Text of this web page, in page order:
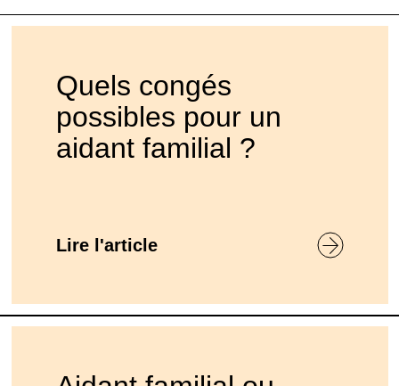
Quels congés
possibles pour un
aidant familial ?
Lire l'article